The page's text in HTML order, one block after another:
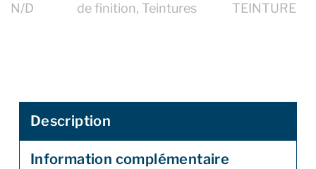
N/D
de finition, Teintures
TEINTURE
Description
Information complémentaire